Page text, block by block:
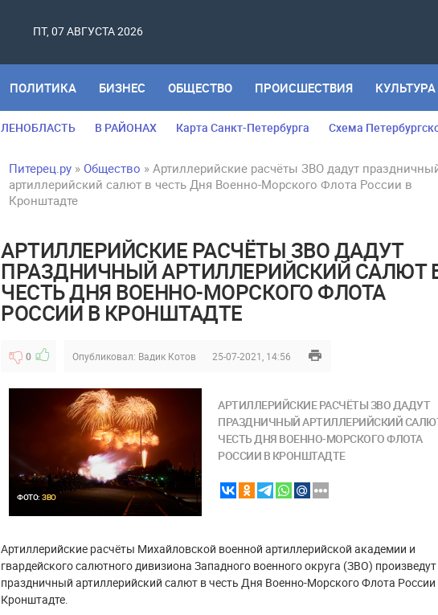
ПТ, 07 АВГУСТА 2026
ПОЛИТИКА БИЗНЕС ОБЩЕСТВО ПРОИСШЕСТВИЯ КУЛЬТУРА
ЛЕНОБЛАСТЬ В РАЙОНАХ Карта Санкт-Петербурга Схема
Питерец.ру » Общество » Артиллерийские расчёты ЗВО дадут
артиллерийский салют в честь Дня Военно-Морского Флота России в
Кронштадте
АРТИЛЛЕРИЙСКИЕ РАСЧЁТЫ ЗВО ДАДУТ
ПРАЗДНИЧНЫЙ АРТИЛЛЕРИЙСКИЙ САЛЮТ
ЧЕСТЬ ДНЯ ВОЕННО-МОРСКОГО ФЛОТА
РОССИИ В КРОНШТАДТЕ
0 Опубликовал: Вадик Котов 25-07-2021, 14:56
ФОТО: ЗВО
АРТИЛЛЕРИЙСКИЕ РАСЧЁТЫ ЗВО ДАДУТ
ПРАЗДНИЧНЫЙ АРТИЛЛЕРИЙСКИЙ
ЧЕСТЬ ДНЯ ВОЕННО-МОРСКОГО ФЛОТА
РОССИИ В КРОНШТАДТЕ
Артиллерийские расчёты Михайловской военной артиллерийской академии и
гвардейского салютного дивизиона Западного военного округа (ЗВО) произведут
праздничный артиллерийский салют в честь Дня Военно-Морского Флота России
Кронштадте.